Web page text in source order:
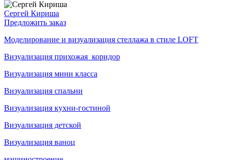
Сергей Кириша
Предложить заказ
Моделирование и визуализация стеллажа в стиле LOFT
Визуализация прихожая_коридор
Визуализация мини класса
Визуализация спальни
Визуализация кухни-гостиной
Визуализация детской
Визуализация ваноц